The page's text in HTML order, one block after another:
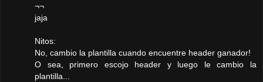
¬¬
jaja
Nitos:
No, cambio la plantilla cuando encuentre header ganador!
O sea, primero escojo header y luego le cambio la
plantilla...